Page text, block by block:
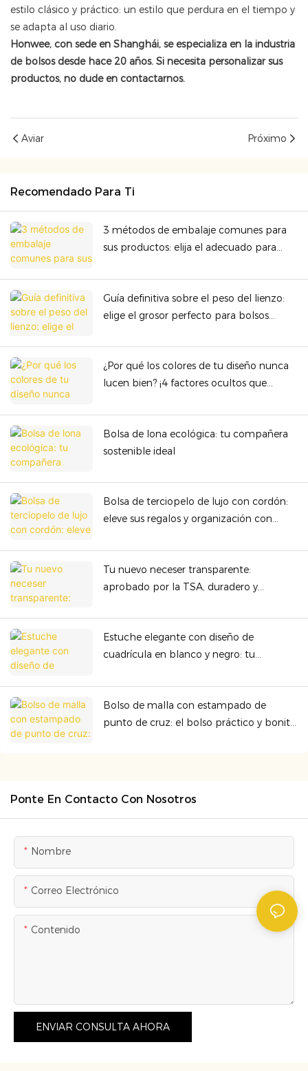
estilo clásico y práctico: un estilo que perdura en el tiempo y
se adapta al uso diario.
Honwee, con sede en Shanghái, se especializa en la industria
de bolsos desde hace 20 años. Si necesita personalizar sus
productos, no dude en contactarnos.
Aviar Próximo
Recomendado Para Ti
3 métodos de embalaje comunes para
sus productos: elija el adecuado para
Guía definitiva sobre el peso del lienzo:
elige el grosor perfecto para bolsos
¿Por qué los colores de tu diseño nunca
lucen bien? ¡4 factores ocultos que
Bolsa de lona ecológica: tu compañera
sostenible ideal
Bolsa de terciopelo de lujo con cordón:
eleve sus regalos y organización con
Tu nuevo neceser transparente:
aprobado por la TSA, duradero y
Estuche elegante con diseño de
cuadrícula en blanco y negro: tu
Bolso de malla con estampado de
punto de cruz: el bolso práctico y bonito
Ponte En Contacto Con Nosotros
Nombre
Correo Electrónico
Contenido
ENVIAR CONSULTA AHORA